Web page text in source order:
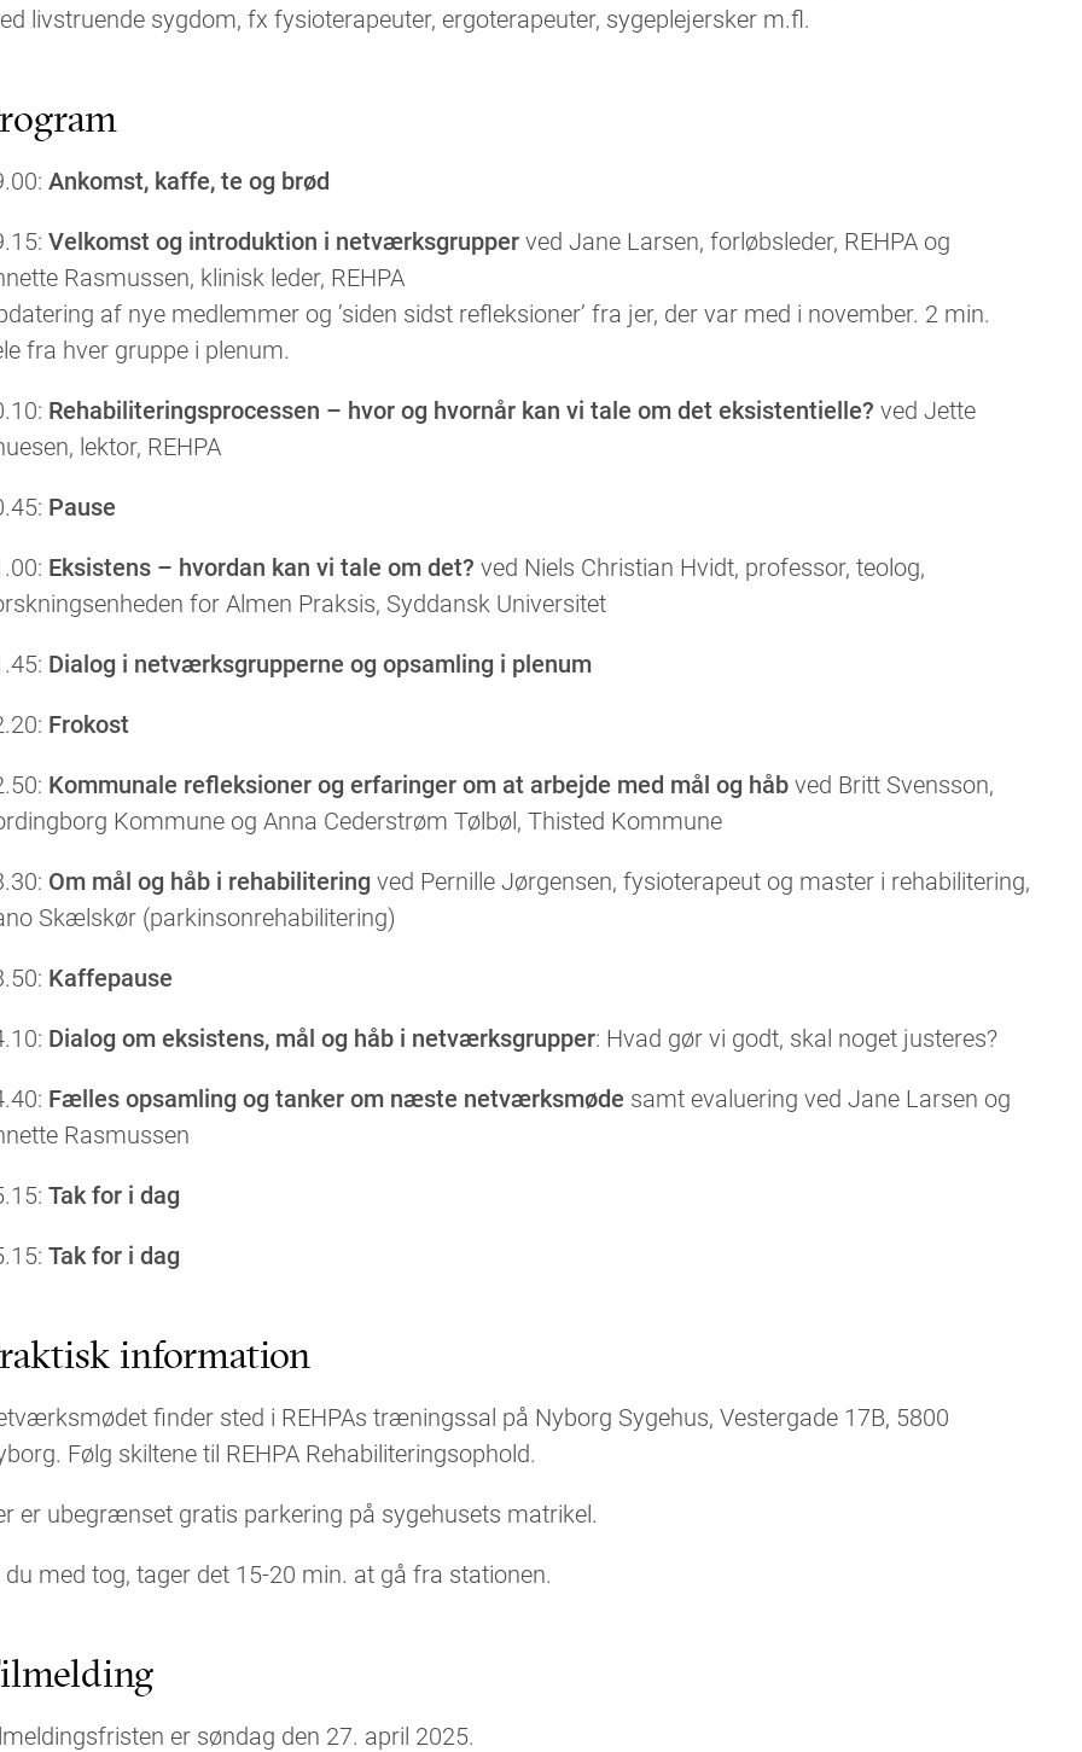
livstruende sygdom, fx fysioterapeuter, ergoterapeuter, sygeplejersker m.fl.
Ankomst, kaffe, te og brød
Velkomst og introduktion i netværksgrupperved Jane Larsen, forløbsleder, REHPA og
Rasmussen, klinisk leder, REHPA
af nye medlemmer og ’siden sidst refleksioner’ fra jer, der var med i november. 2 min.
fra hver gruppe i plenum.
Rehabiliteringsprocessen – hvor og hvornår kan vi tale om det eksistentielle? ved Jette
lektor, REHPA
Pause
Eksistens – hvordan kan vi tale om det? ved Niels Christian Hvidt, professor, teolog,
for Almen Praksis, Syddansk Universitet
Dialog i netværksgrupperne og opsamling i plenum
Frokost
Kommunale refleksioner og erfaringer om at arbejde med mål og håbved Britt Svensson,
Kommune og Anna Cederstrøm Tølbøl, Thisted Kommune
Om mål og håb i rehabilitering ved Pernille Jørgensen, fysioterapeut og master i rehabilitering,
Skælskør (parkinsonrehabilitering)
Kaffepause
Dialog om eksistens, mål og håb i netværksgrupper: Hvad gør vi godt, skal noget justeres?
Fælles opsamling og tanker om næste netværksmøde samt evaluering ved Jane Larsen og
Rasmussen
Tak for i dag
Tak for i dag
information
finder sted i REHPAs træningssal på Nyborg Sygehus, Vestergade 17B, 5800
Følg skiltene til REHPA Rehabiliteringsophold.
er ubegrænset gratis parkering på sygehusets matrikel.
du med tog, tager det 15-20 min. at gå fra stationen.
er søndag den 27. april 2025.